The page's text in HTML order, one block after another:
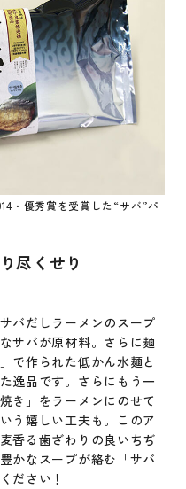
・優秀賞を受賞した“サバ”パ
尽くせり
バだしラーメンのスープ
サバが原材料。さらに麺
で作られた低かん水麺と
逸品です。さらにもう一
き」をラーメンにのせて
う嬉しい工夫も。このア
香る歯ざわりの良いちぢ
かなスープが絡む「サバ
ださい！